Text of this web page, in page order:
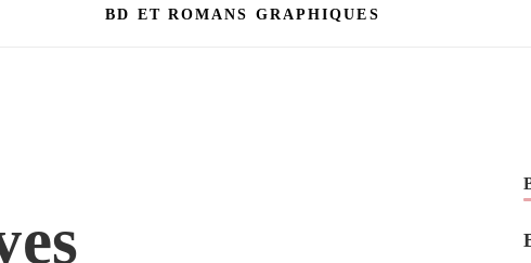
BD ET ROMANS GRAPHIQUES